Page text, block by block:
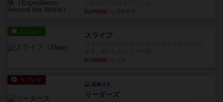
約2時間前
レビュー スライプ
約3時間前
リプレイ
画像付き
リーダーズ